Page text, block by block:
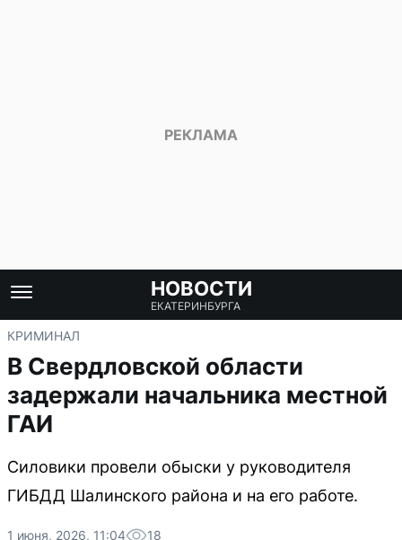
НОВОСТИ
ЕКАТЕРИНБУРГА
КРИМИНАЛ
В Свердловской области
задержали начальника местной
ГАИ
Силовики провели обыски у руководителя
ГИБДД Шалинского района и на его работе.
1 июня, 2026, 11:04 18